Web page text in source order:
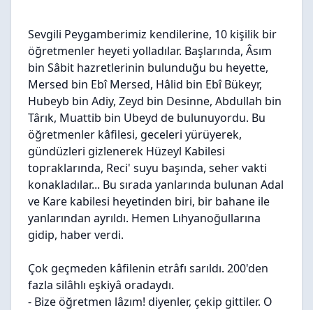
Sevgili Peygamberimiz kendilerine, 10 kişilik bir
öğretmenler heyeti yolladılar. Başlarında, Âsım
bin Sâbit hazretlerinin bulunduğu bu heyette,
Mersed bin Ebî Mersed, Hâlid bin Ebî Bükeyr,
Hubeyb bin Adiy, Zeyd bin Desinne, Abdullah bin
Târık, Muattib bin Ubeyd de bulunuyordu. Bu
öğretmenler kâfilesi, geceleri yürüyerek,
gündüzleri gizlenerek Hüzeyl Kabilesi
topraklarında, Reci' suyu başında, seher vakti
konakladılar... Bu sırada yanlarında bulunan Adal
ve Kare kabilesi heyetinden biri, bir bahane ile
yanlarından ayrıldı. Hemen Lıhyanoğullarına
gidip, haber verdi.
Çok geçmeden kâfilenin etrâfı sarıldı. 200'den
fazla silâhlı eşkiyâ oradaydı.
- Bize öğretmen lâzım! diyenler, çekip gittiler. O